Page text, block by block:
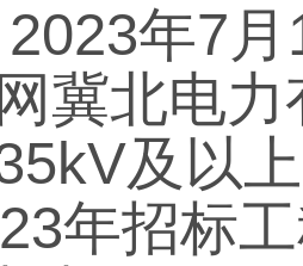
3年7 月
冀北电
及以
年招标